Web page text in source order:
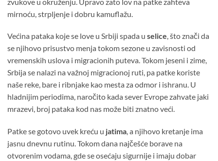
mirnoću, strpljenje i dobru kamuflažu.
Većina pataka koje se love u Srbiji spada u selice, što znači da
se njihovo prisustvo menja tokom sezone u zavisnosti od
vremenskih uslova i migracionih puteva. Tokom jeseni i zime,
Srbija se nalazi na važnoj migracionoj ruti, pa patke koriste
naše reke, bare i ribnjake kao mesta za odmor i ishranu. U
hladnijim periodima, naročito kada sever Evrope zahvate jaki
mrazevi, broj pataka kod nas može biti znatno veći.
Patke se gotovo uvek kreću u jatima, a njihovo kretanje ima
jasnu dnevnu rutinu. Tokom dana najčešće borave na
otvorenim vodama, gde se osećaju sigurnije i imaju dobar